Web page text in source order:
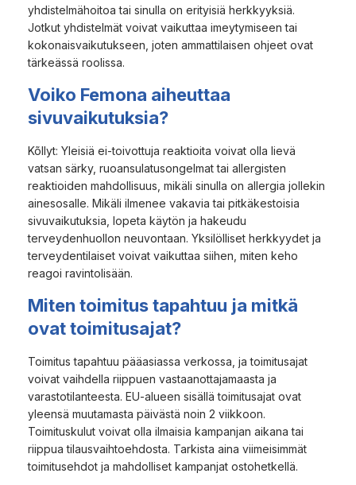
yhdistelmähoitoa tai sinulla on erityisiä herkkyyksiä.
Jotkut yhdistelmät voivat vaikuttaa imeytymiseen tai
kokonaisvaikutukseen, joten ammattilaisen ohjeet ovat
tärkeässä roolissa.
Voiko Femona aiheuttaa
sivuvaikutuksia?
Kõllyt: Yleisiä ei-toivottuja reaktioita voivat olla lievä
vatsan särky, ruoansulatusongelmat tai allergisten
reaktioiden mahdollisuus, mikäli sinulla on allergia jollekin
ainesosalle. Mikäli ilmenee vakavia tai pitkäkestoisia
sivuvaikutuksia, lopeta käytön ja hakeudu
terveydenhuollon neuvontaan. Yksilölliset herkkyydet ja
terveydentilaiset voivat vaikuttaa siihen, miten keho
reagoi ravintolisään.
Miten toimitus tapahtuu ja mitkä
ovat toimitusajat?
Toimitus tapahtuu pääasiassa verkossa, ja toimitusajat
voivat vaihdella riippuen vastaanottajamaasta ja
varastotilanteesta. EU-alueen sisällä toimitusajat ovat
yleensä muutamasta päivästä noin 2 viikkoon.
Toimituskulut voivat olla ilmaisia kampanjan aikana tai
riippua tilausvaihtoehdosta. Tarkista aina viimeisimmät
toimitusehdot ja mahdolliset kampanjat ostohetkellä.